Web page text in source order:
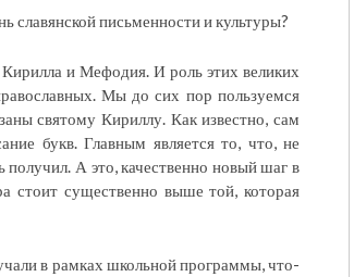
славянской письменности и культуры?
и Мефодия. И роль этих великих
Мы до сих пор пользуемся
святому Кириллу. Как известно, сам
букв. Главным является то, что, не
А это, качественно новый шаг в
стоит существенно выше той, которая
в рамках школьной программы, что-